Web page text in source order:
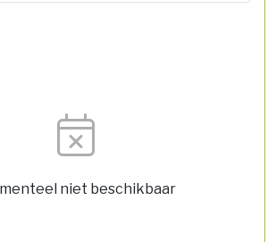
niet beschikbaar